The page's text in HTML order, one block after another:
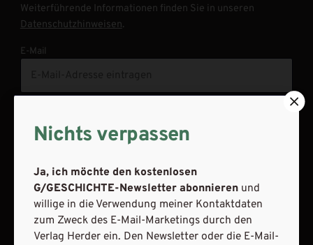
Weiterführende Informationen finden Sie in unseren
Datenschutzhinweisen.
E-Mail
AGB und Widerrufsbelehrung
Datenschutz
Nichts verpassen
Ja, ich möchte den kostenlosen
G/GESCHICHTE-Newsletter abonnieren und
willige in die Verwendung meiner Kontaktdaten
zum Zweck des E-Mail-Marketings durch den
Verlag Herder ein. Den Newsletter oder die E-Mail-